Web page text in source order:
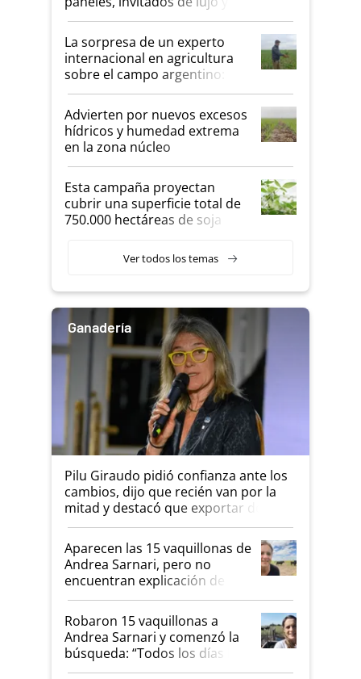
todas las tendencias
La sorpresa de un experto
internacional en agricultura
sobre el campo argentino:
"Estoy muy impresionado"
Advierten por nuevos excesos
hídricos y humedad extrema
en la zona núcleo
Esta campaña proyectan
cubrir una superficie total de
750.000 hectáreas de soja
generación de variedades que
marcan un salto tecnológico
Ver todos los temas
Ganadería
Pilu Giraudo pidió confianza ante los
cambios, dijo que recién van por la
mitad y destacó que exportar dejó
de ser "para unos pocos": "Tenemos
un mandato muy claro del gobierno
nacional"
Aparecen las 15 vaquillonas de
Andrea Sarnari, pero no
encuentran explicación de
cómo llegaron allí
Robaron 15 vaquillonas a
Andrea Sarnari y comenzó la
búsqueda: “Todos los días le
toca a algún productor”